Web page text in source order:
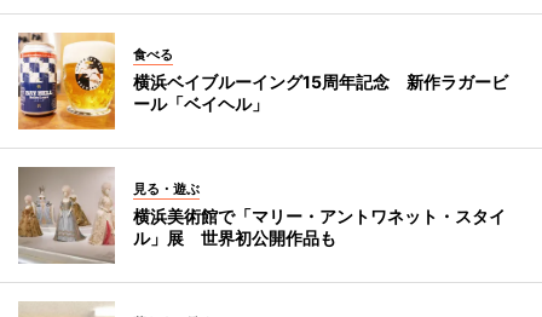
食べる
横浜ベイブルーイング15周年記念 新作ラガービ
ール「ベイヘル」
見る・遊ぶ
横浜美術館で「マリー・アントワネット・スタイ
ル」展 世界初公開作品も